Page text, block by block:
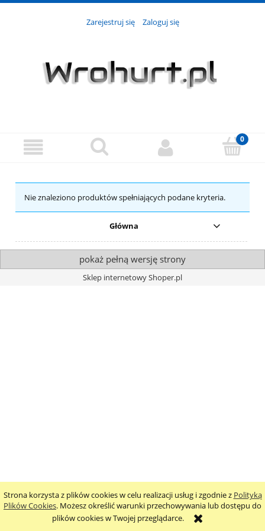
Strona korzysta z plików cookies w celu realizacji usług i zgodnie z Polityką
Plików Cookies. Możesz określić warunki przechowywania lub dostępu do
plików cookies w Twojej przeglądarce.
Zarejestruj się Zaloguj się
Nie znaleziono produktów spełniających podane kryteria.
Główna
pokaż pełną wersję strony
Sklep internetowy Shoper.pl